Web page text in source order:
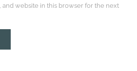
and website in this browser for the next